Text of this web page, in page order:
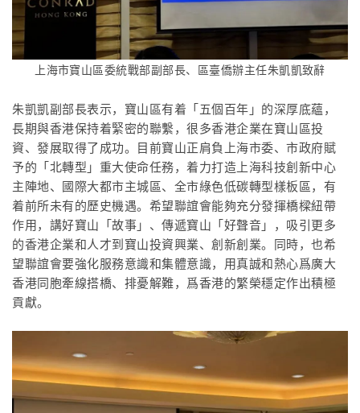
上海市寶山區委統戰部副部長、區臺僑辦主任朱凱凱致辭
朱凱凱副部長表示，寶山區有着「五個百年」的深厚底蘊，
長期與香港保持着緊密的聯繫，很多香港企業在寶山區投
資、發展取得了成功。目前寶山正肩負上海市委、市政府賦
予的「北轉型」重大使命任務，着力打造上海科技創新中心
主陣地、國際大都市主城區、全市綠色低碳轉型樣板區，有
着前所未有的歷史機遇。希望聯誼會能夠充分發揮橋樑紐帶
作用，講好寶山「故事」、傳遞寶山「好聲音」，吸引更多
的香港企業和人才到寶山投資興業、創新創業。同時，也希
望聯誼會要強化服務意識和集體意識，用真誠和熱心爲廣大
香港同胞牽線搭橋、排憂解難，爲香港的繁榮穩定作出積極
貢獻。